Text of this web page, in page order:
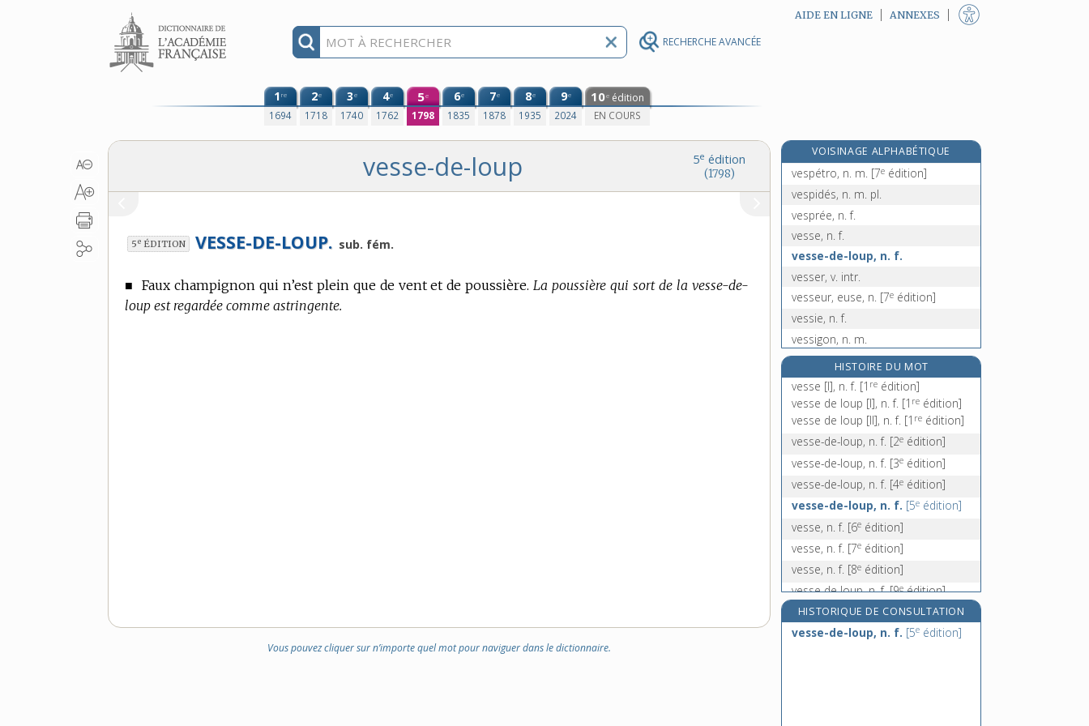
RECHERCHE AVANCÉE
Aller au contenu AIDE EN LIGNE ANNEXES
1re
1694
2e
1718
3e
1740
4e
1762
5e
1798
6e
1835
7e
1878
8e
1935
9e
2024
10e édition
EN COURS
5e édition
(1798)
vesse-de-loup
5e ÉDITION VESSE-DE-LOUP. sub. fém.
■ Faux champignon qui n’est plein que de vent et de poussière. La poussière qui sort de la vesse-de-
loup est regardée comme astringente.
Vous pouvez cliquer sur n’importe quel mot pour naviguer dans le dictionnaire.
VOISINAGE ALPHABÉTIQUE
vespertilion, n. m.
vespétro, n. m. [7e édition]
vespidés, n. m. pl.
vesprée, n. f.
vesse, n. f.
vesse-de-loup, n. f.
vesser, v. intr.
vesseur, euse, n. [7e édition]
vessie, n. f.
vessigon, n. m.
Vesta, n. f.[7eédition]
vestale, n. f.
veste, n. f.
vestiaire, n. m.
vestibulaire, adj.
HISTOIRE DU MOT
vesse [I], n. f. [1 re édition]
vesse de loup [I], n. f. [1 re édition]
vesse de loup [II], n. f. [1 re édition]
vesse-de-loup, n. f. [2e édition]
vesse-de-loup, n. f. [3e édition]
vesse-de-loup, n. f. [4e édition]
vesse-de-loup, n. f. [5e édition]
vesse, n. f. [6e édition]
vesse, n. f. [7e édition]
vesse, n. f. [8e édition]
vesse-de-loup, n. f.[9eédition]
HISTORIQUE DE CONSULTATION
vesse-de-loup, n. f. [5e édition]